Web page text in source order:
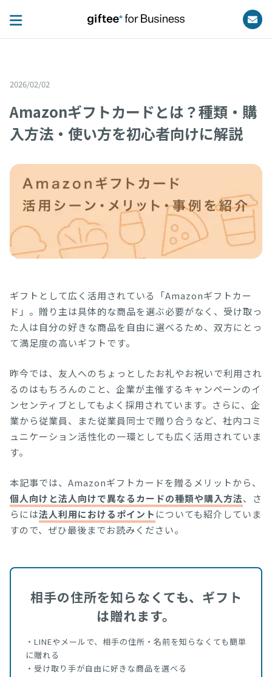
2026/02/02
Amazonギフトカードとは？種類・購
入方法・使い方を初心者向けに解説
ギフトとして広く活用されている「Amazonギフトカー
ド」。贈り主は具体的な商品を選ぶ必要がなく、受け取っ
た人は自分の好きな商品を自由に選べるため、双方にとっ
て満足度の高いギフトです。
昨今では、友人へのちょっとしたお礼やお祝いで利用され
るのはもちろんのこと、企業が主催するキャンペーンのイ
ンセンティブとしてもよく採用されています。さらに、企
業から従業員、また従業員同士で贈り合うなど、社内コミ
ュニケーション活性化の一環としても広く活用されていま
す。
本記事では、Amazonギフトカードを贈るメリットから、
個人向けと法人向けで異なるカードの種類や購入方法、さ
らには法人利用におけるポイント についても紹介していま
すので、ぜひ最後までお読みください。
相手の住所を知らなくても、ギフト
は贈れます。
・LINEやメールで、相手の住所・名前を知らなくても簡単
に贈れる
・受け取り手が自由に好きな商品を選べる